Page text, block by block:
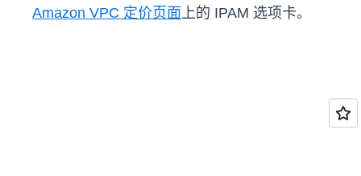
Amazon VPC 定价页面上的 IPAM 选项卡。